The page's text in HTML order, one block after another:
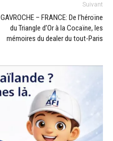
Suivant
GAVROCHE – FRANCE: De l’héroïne
du Triangle d’Or à la Cocaïne, les
mémoires du dealer du tout-Paris